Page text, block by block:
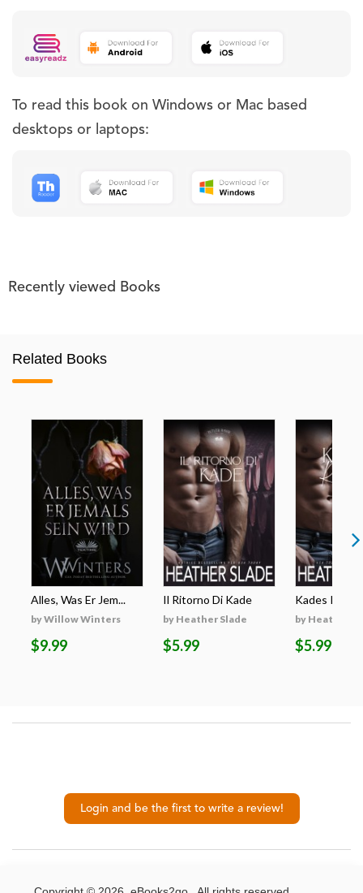
To read this book on Windows or Mac based
desktops or laptops:
Recently viewed Books
Related Books
Alles, Was Er Jem...
by Willow Winters
$9.99
Il Ritorno Di Kade
by Heather Slade
$5.99
Kades
by Heather
$5.99
Login and be the first to write a review!